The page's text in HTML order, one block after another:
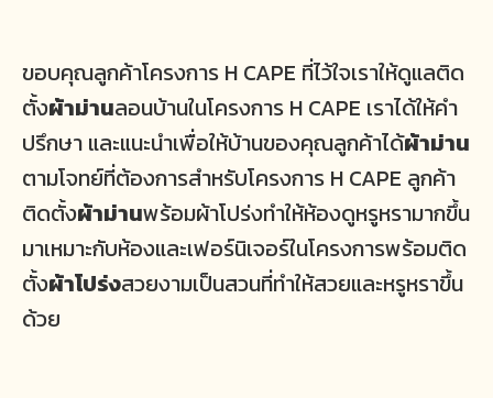
ขอบคุณลูกค้าโครงการ H CAPE ที่ไว้ใจเราให้ดูแลติด
ตั้งผ้าม่านลอนบ้านในโครงการ H CAPE เราได้ให้คำ
ปรึกษา และแนะนำเพื่อให้บ้านของคุณลูกค้าได้ผ้าม่าน
ตามโจทย์ที่ต้องการสำหรับโครงการ H CAPE ลูกค้า
ติดตั้งผ้าม่านพร้อมผ้าโปร่งทำให้ห้องดูหรูหรามากขึ้น
มาเหมาะกับห้องและเฟอร์นิเจอร์ในโครงการพร้อมติด
ตั้งผ้าโปร่งสวยงามเป็นสวนที่ทำให้สวยและหรูหราขึ้น
ด้วย